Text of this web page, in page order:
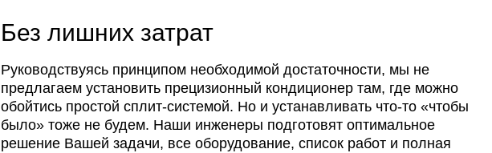
Без лишних затрат
Руководствуясь принципом необходимой достаточности, мы не
предлагаем установить прецизионный кондиционер там, где можно
обойтись простой сплит-системой. Но и устанавливать что-то «чтобы
было» тоже не будем. Наши инженеры подготовят оптимальное
решение Вашей задачи, все оборудование, список работ и полная